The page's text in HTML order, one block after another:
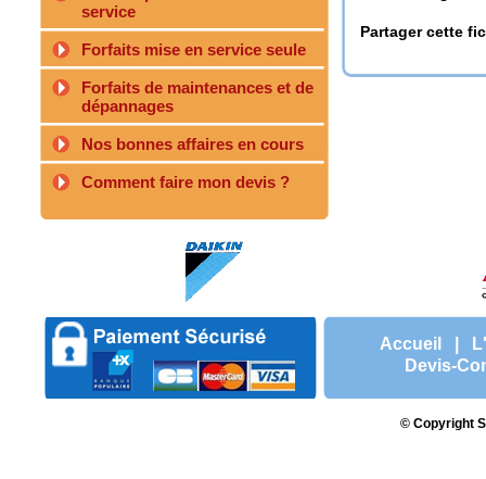
service
Forfaits mise en service seule
Forfaits de maintenances et de
dépannages
Nos bonnes affaires en cours
Comment faire mon devis ?
Partager cette
Accueil
Devis-
© Copyright